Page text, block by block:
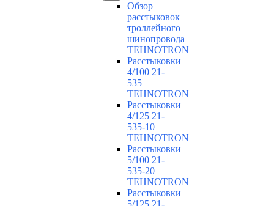
Обзор
расстыковок
троллейного
шинопровода
TEHNOTRON
Расстыковки
4/100 21-
535
TEHNOTRON
Расстыковки
4/125 21-
535-10
TEHNOTRON
Расстыковки
5/100 21-
535-20
TEHNOTRON
Расстыковки